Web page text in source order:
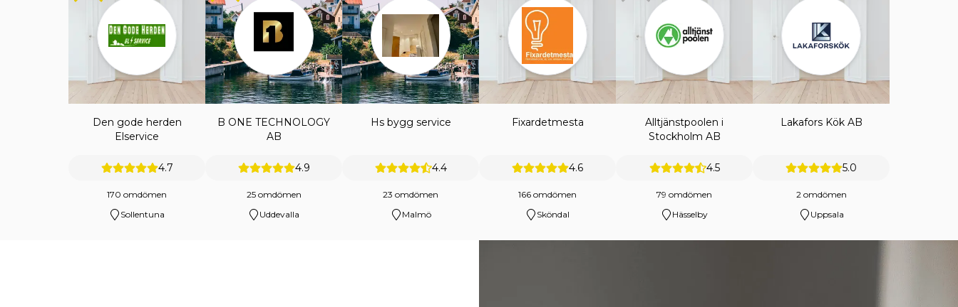
Den gode herden
Elservice
4.7
170 omdömen
Sollentuna
B ONE TECHNOLOGY
AB
4.9
25 omdömen
Uddevalla
Hs bygg service
4.4
23 omdömen
Malmö
Fixardetmesta
4.6
166 omdömen
Sköndal
Alltjänstpoolen i
Stockholm AB
4.5
79 omdömen
Hässelby
Lakafors Kök AB
5.0
2 omdömen
Uppsala